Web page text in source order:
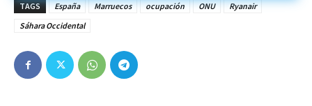
TAGS España Marruecos ocupación ONU
Ryanair
Sáhara Occidental